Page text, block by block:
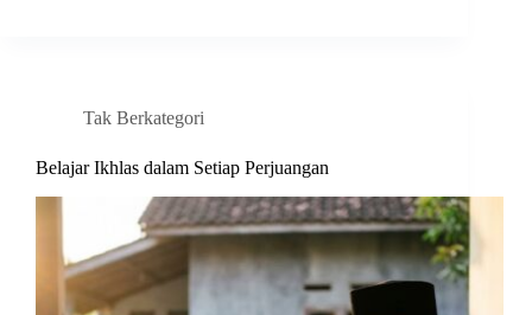
Tak Berkategori
Belajar Ikhlas dalam Setiap Perjuangan